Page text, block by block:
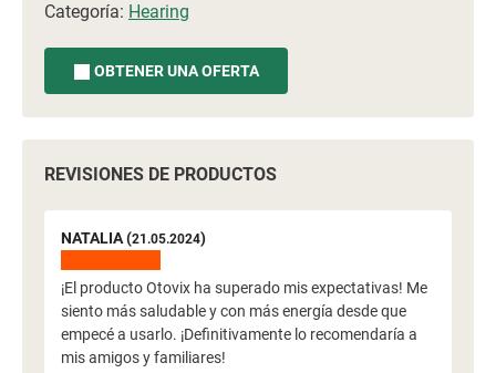
Categoría: Hearing
OBTENER UNA OFERTA
REVISIONES DE PRODUCTOS
NATALIA (21.05.2024)
¡El producto Otovix ha superado mis expectativas! Me
siento más saludable y con más energía desde que
empecé a usarlo. ¡Definitivamente lo recomendaría a
mis amigos y familiares!